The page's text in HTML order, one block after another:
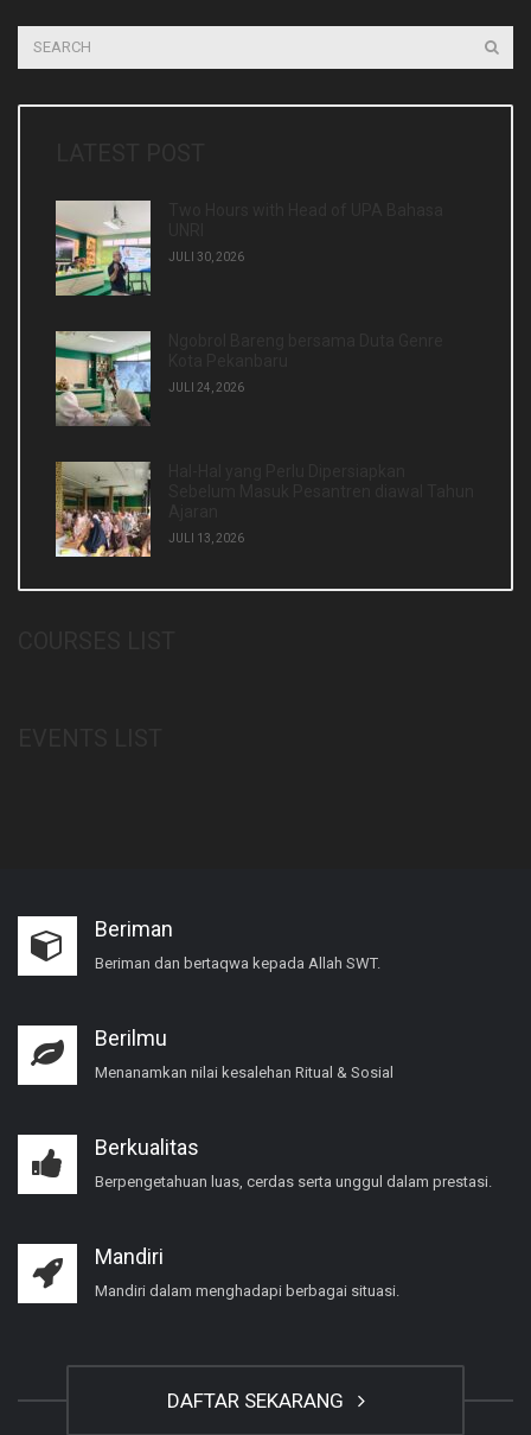
JULI 30, 2026
JULI 24, 2026
JULI 13, 2026
Beriman
Beriman dan bertaqwa kepada Allah SWT.
Berilmu
Menanamkan nilai kesalehan Ritual & Sosial
Berkualitas
Berpengetahuan luas, cerdas serta unggul dalam prestasi.
Mandiri
Mandiri dalam menghadapi berbagai situasi.
DAFTAR SEKARANG